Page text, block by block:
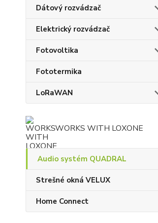
Dátový rozvádzač
Elektrický rozvádzač
Fotovoltika
Fototermika
LoRaWAN
WORKS WITH LOXONE
Audio systém QUADRAL
Strešné okná VELUX
Home Connect